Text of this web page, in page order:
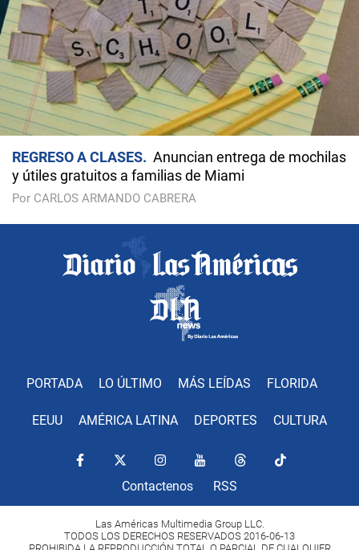
REGRESO A CLASES
Anuncian entrega de mochilas
y útiles gratuitos a familias de Miami
Por CARLOS ARMANDO CABRERA
PORTADA LO ÚLTIMO MÁS LEÍDAS FLORIDA
EEUU AMÉRICA LATINA DEPORTES CULTURA
Contactenos RSS
Las Américas Multimedia Group LLC.
TODOS LOS DERECHOS RESERVADOS 2016-06-13